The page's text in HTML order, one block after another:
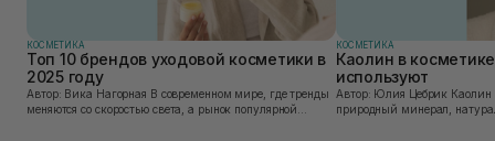
КОСМЕТИКА
Топ 10 брендов уходовой косметики в
2025 году
Автор: Вика Нагорная В современном мире, где тренды
меняются со скоростью света, а рынок популярной
КОСМЕТИКА
Каолин в
используют
Автор: Юлия Цебрик Каолин в косметологии – это
природный минерал,